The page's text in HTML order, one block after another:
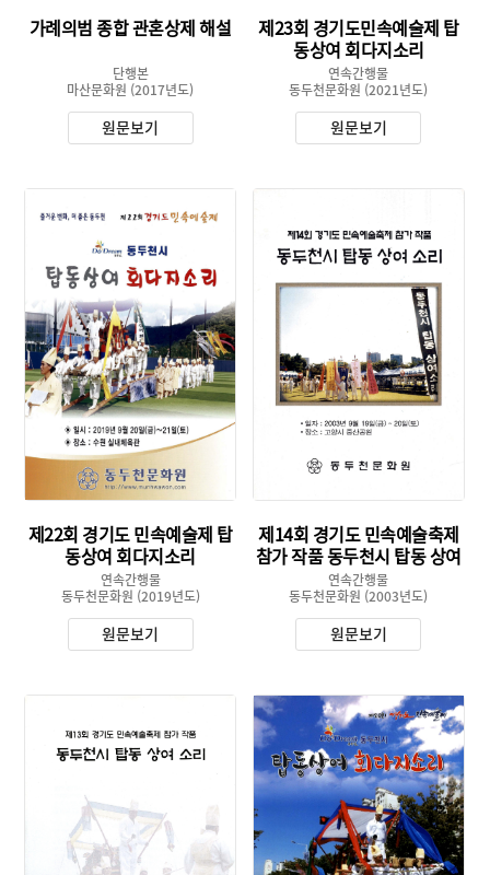
가례의범 종합 관혼상제 해설
단행본
마산문화원 (2017년도)
원문보기
제23회 경기도민속예술제 탑
동상여 회다지소리
연속간행물
동두천문화원 (2021년도)
원문보기
유형 :
발행 :
생산 :
소장 :
제22회 경기도 민속예술제 탑
동상여 회다지소리
연속간행물
동두천문화원 (2019년도)
원문보기
유형 :
제14회 경기도 민속예술축제
참가 작품 동두천시 탑동 상여
소리
연속간행물
동두천문화원 (2003년도)
원문보기
생산 :
소장 :
유형 :
소장 :